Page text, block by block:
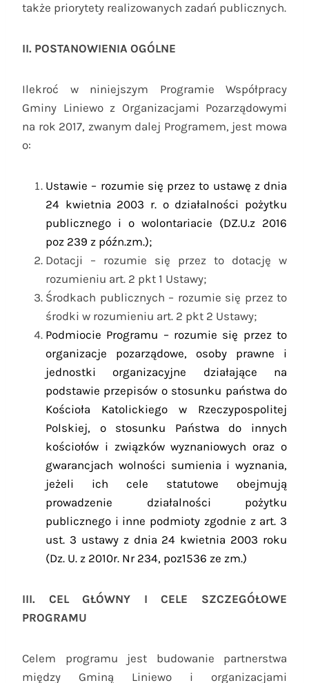
także priorytety realizowanych zadań publicznych.
II. POSTANOWIENIA OGÓLNE
Ilekroć w niniejszym Programie Współpracy
Gminy Liniewo z Organizacjami Pozarządowymi
na rok 2017, zwanym dalej Programem, jest mowa
o:
Ustawie – rozumie się przez to ustawę z dnia
24 kwietnia 2003 r. o działalności pożytku
publicznego i o wolontariacie (DZ.U.z 2016
poz 239 z późn.zm.);
Dotacji – rozumie się przez to dotację w
rozumieniu art. 2 pkt 1 Ustawy;
Środkach publicznych – rozumie się przez to
środki w rozumieniu art. 2 pkt 2 Ustawy;
Podmiocie Programu – rozumie się przez to
organizacje pozarządowe, osoby prawne i
jednostki organizacyjne działające na
podstawie przepisów o stosunku państwa do
Kościoła Katolickiego w Rzeczypospolitej
Polskiej, o stosunku Państwa do innych
kościołów i związków wyznaniowych oraz o
gwarancjach wolności sumienia i wyznania,
jeżeli ich cele statutowe obejmują
prowadzenie działalności pożytku
publicznego i inne podmioty zgodnie z art. 3
ust. 3 ustawy z dnia 24 kwietnia 2003 roku
(Dz. U. z 2010r. Nr 234, poz1536 ze zm.)
III. CEL GŁÓWNY I CELE SZCZEGÓŁOWE
PROGRAMU
Celem programu jest budowanie partnerstwa
między Gminą Liniewo i organizacjami